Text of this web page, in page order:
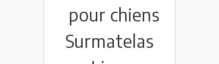
pour chiens
Surmatelas